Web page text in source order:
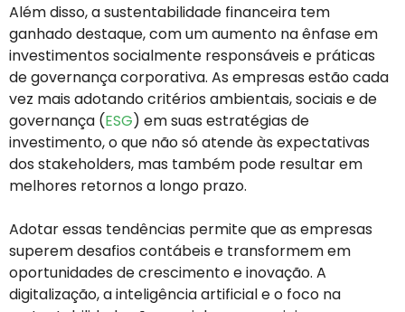
Além disso, a sustentabilidade financeira tem
ganhado destaque, com um aumento na ênfase em
investimentos socialmente responsáveis e práticas
de governança corporativa. As empresas estão cada
vez mais adotando critérios ambientais, sociais e de
governança (ESG) em suas estratégias de
investimento, o que não só atende às expectativas
dos stakeholders, mas também pode resultar em
melhores retornos a longo prazo.
Adotar essas tendências permite que as empresas
superem desafios contábeis e transformem em
oportunidades de crescimento e inovação. A
digitalização, a inteligência artificial e o foco na